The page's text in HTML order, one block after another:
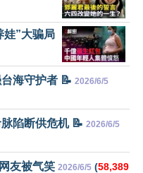
娃”大骗局
海守护者 📝 2026/6/5
陷断供危机 📝 2026/6/5
友被气笑 2026/6/5 (58,389